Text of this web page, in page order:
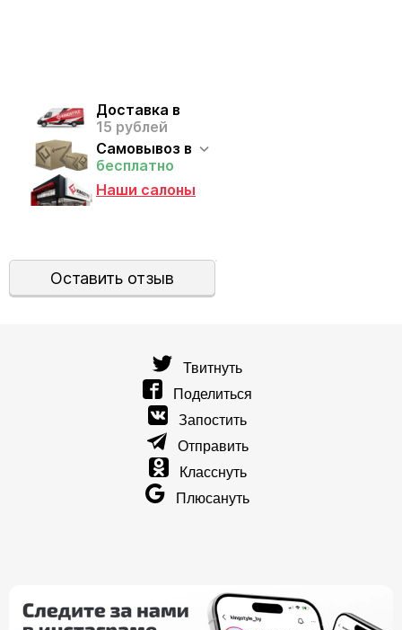
Доставка в
15 рублей
Самовывоз в
бесплатно
Наши салоны
Оставить отзыв
Твитнуть
Поделиться
Запостить
Отправить
Класснуть
Плюсануть